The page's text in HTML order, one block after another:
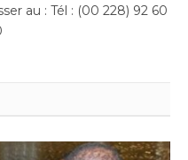
au : Tél : (00 228) 92 60